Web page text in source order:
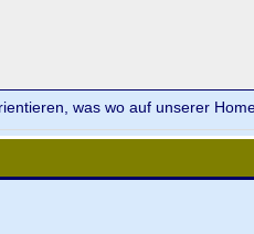
was wo auf unserer